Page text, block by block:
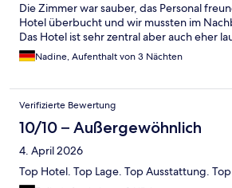
Die Zimmer war sauber, das Personal
Hotel überbucht und wir mussten im
Das Hotel ist sehr zentral aber auch eher
Nadine, Aufenthalt von 3 Nächten
Verifizierte Bewertung
10/10 – Außergewöhnlich
4. April 2026
Top Hotel. Top Lage. Top Ausstattung.